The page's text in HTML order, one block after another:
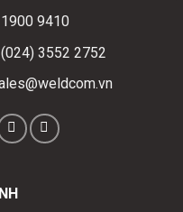
9410
3552 2752